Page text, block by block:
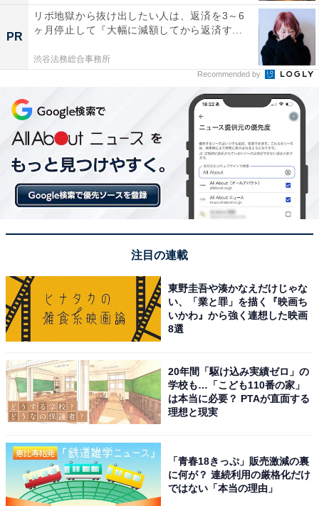
A post shared by Jun Matsumoto/松本潤
1位は「岡田准一（大阪府）」さんでした。
大阪府枚方市出身の岡田准一さんは、2021年に解散した
アイドルグループ「V6」のメンバー。近年では映画やド
ラマで活躍する男性俳優です。
レビ朝日系）の財前五郎役、2023年放映のNHK大河ドラ
マ『どうする家康』での織田信長役が挙げられます。
であれ、いろんな役がこなせるから」（熊本県／40代女
性）、「アイドル出身という事を忘れてしまいそうなぐ
らい、俳優顔負けの演技力」（兵庫県／30代女性）、
などのコメントが寄せられています。
※回答者コメントは原文ママです
PR
リボ地獄から抜け出したい人は、返済を3～6
ヶ月停止して『大幅に減額してから返済す...
渋谷法務総合事務所
Recommended by
注目の連載
東野圭吾や湊かなえだけじゃな
い、「業と罪」を描く『映画ち
いかわ』から強く連想した映画
8選
20年間「駆け込み実績ゼロ」の
学校も…「こども110番の家」
は本当に必要？ PTAが直面する
理想と現実
「青春18きっぷ」販売激減の裏
に何が？ 連続利用の厳格化だけ
ではない「本当の理由」